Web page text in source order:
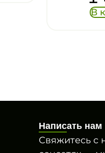
Написать нам
Свяжитесь с